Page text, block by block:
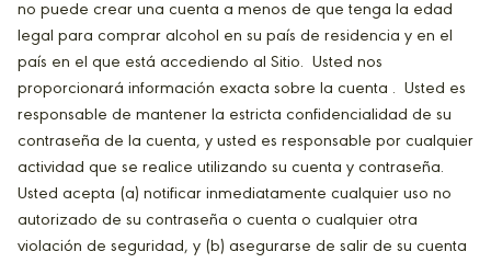
no puede crear una cuenta a menos de que tenga la edad
legal para comprar alcohol en su país de residencia y en el
país en el que está accediendo al Sitio. Usted nos
proporcionará información exacta sobre la cuenta . Usted es
responsable de mantener la estricta confidencialidad de su
contraseña de la cuenta, y usted es responsable por cualquier
actividad que se realice utilizando su cuenta y contraseña.
Usted acepta (a) notificar inmediatamente cualquier uso no
autorizado de su contraseña o cuenta o cualquier otra
violación de seguridad, y (b) asegurarse de salir de su cuenta